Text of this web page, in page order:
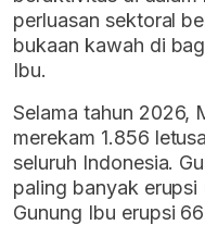
perluasan sektoral
bukaan kawah di
Ibu.
Selama tahun 2026,
merekam 1.856
seluruh Indonesia.
paling banyak
Gunung Ibu erupsi